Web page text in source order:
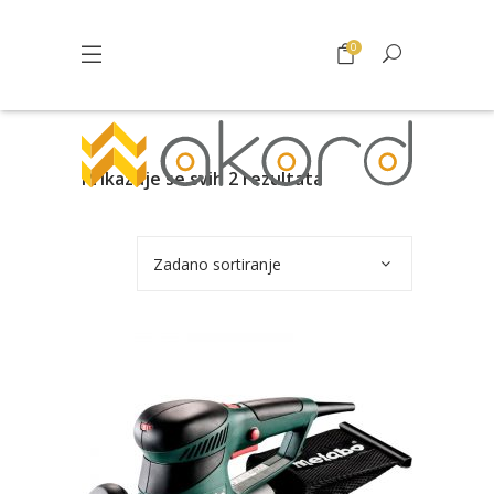
0
Prikazuje se svih 2 rezultata
Zadano sortiranje